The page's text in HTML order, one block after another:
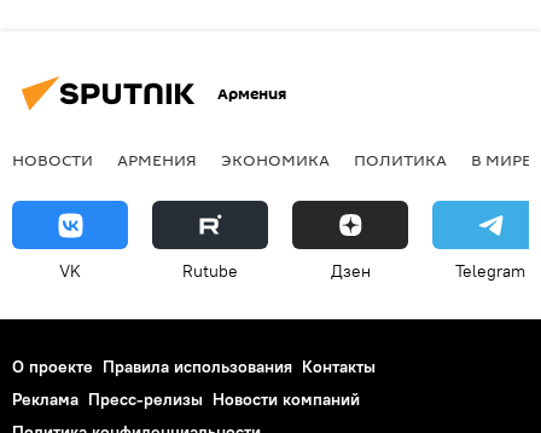
Армения
НОВОСТИ АРМЕНИЯ ЭКОНОМИКА ПОЛИТИКА В МИРЕ
VK Rutube Дзен Telegram
О проекте Правила использования Контакты
Реклама Пресс-релизы Новости компаний